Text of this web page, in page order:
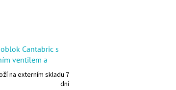
Cantabric s
ventilem a
Victoria Plus
na externím skladu 7
dní